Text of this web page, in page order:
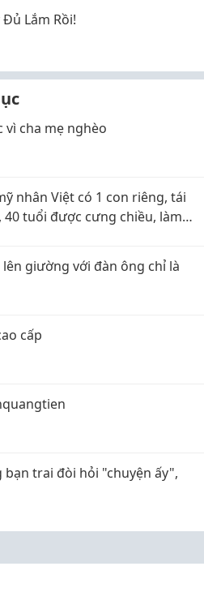
Lắm Rồi!
vì cha mẹ nghèo
nhân Việt có 1 con riêng, tái
40 tuổi được cưng chiều, làm
giường với đàn ông chỉ là
cấp
bạn trai đòi hỏi "chuyện ấy",